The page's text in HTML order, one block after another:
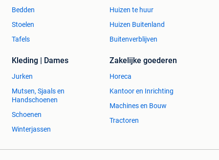
Bedden
Stoelen
Tafels
Huizen te huur
Huizen Buitenland
Buitenverblijven
Kleding | Dames
Jurken
Mutsen, Sjaals en
Handschoenen
Schoenen
Winterjassen
Zakelijke goederen
Horeca
Kantoor en Inrichting
Machines en Bouw
Tractoren